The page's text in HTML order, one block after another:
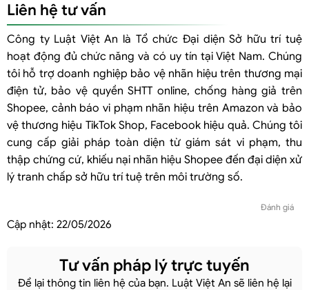
Liên hệ tư vấn
Công ty Luật Việt An là Tổ chức Đại diện Sở hữu trí tuệ
hoạt động đủ chức năng và có uy tín tại Việt Nam. Chúng
tôi hỗ trợ doanh nghiệp bảo vệ nhãn hiệu trên thương mại
điện tử, bảo vệ quyền SHTT online, chống hàng giả trên
Shopee, cảnh báo vi phạm nhãn hiệu trên Amazon và bảo
vệ thương hiệu TikTok Shop, Facebook hiệu quả. Chúng tôi
cung cấp giải pháp toàn diện từ giám sát vi phạm, thu
thập chứng cứ, khiếu nại nhãn hiệu Shopee đến đại diện xử
lý tranh chấp sở hữu trí tuệ trên môi trường số.
Đánh giá
Cập nhật: 22/05/2026
Tư vấn pháp lý trực tuyến
Để lại thông tin liên hệ của bạn. Luật Việt An sẽ liên hệ lại